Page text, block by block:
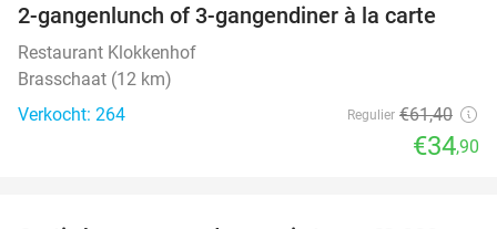
43%
2-gangenlunch of 3-gangendiner à la carte
Restaurant Klokkenhof
Brasschaat (12 km)
Verkocht: 264
Regulier €61,40
€34,90